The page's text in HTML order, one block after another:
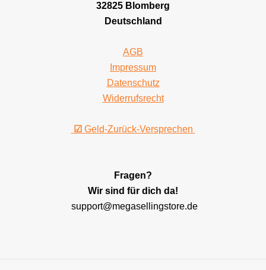
32825 Blomberg
Deutschland
AGB
Impressum
Datenschutz
Widerrufsrecht
☑ Geld-Zurück-Versprechen
Fragen?
Wir sind für dich da!
support@megasellingstore.de